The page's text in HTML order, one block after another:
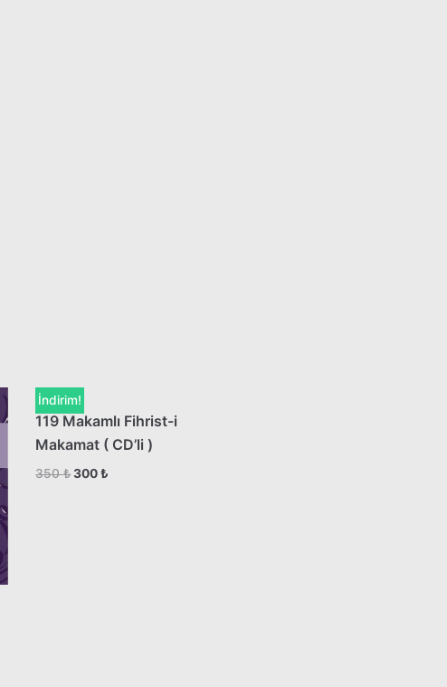
İndirim!
119 Makamlı Fihrist-i
Makamat ( CD’li )
350₺300₺